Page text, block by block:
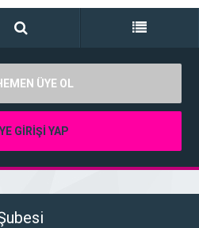
ÜYE OL
GİRİŞİ YAP